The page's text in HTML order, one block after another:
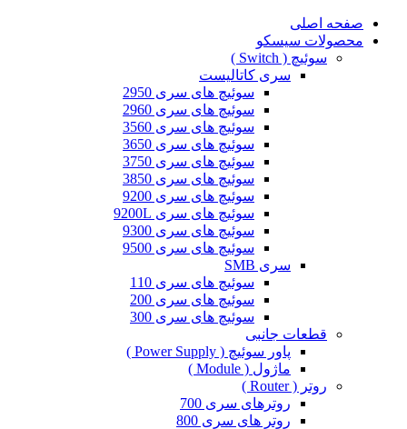
صفحه اصلی
محصولات سیسکو
سوئیچ ( Switch )
سری کاتالیست
سوئیچ های سری 2950
سوئیچ های سری 2960
سوئیچ های سری 3560
سوئیچ های سری 3650
سوئیچ های سری 3750
سوئیچ های سری 3850
سوئیچ های سری 9200
سوئیچ های سری 9200L
سوئیچ های سری 9300
سوئیچ های سری 9500
سری SMB
سوئیچ های سری 110
سوئیچ های سری 200
سوئیچ های سری 300
قطعات جانبی
پاور سوئیچ ( Power Supply )
ماژول ( Module )
روتر ( Router )
روترهای سری 700
روتر های سری 800